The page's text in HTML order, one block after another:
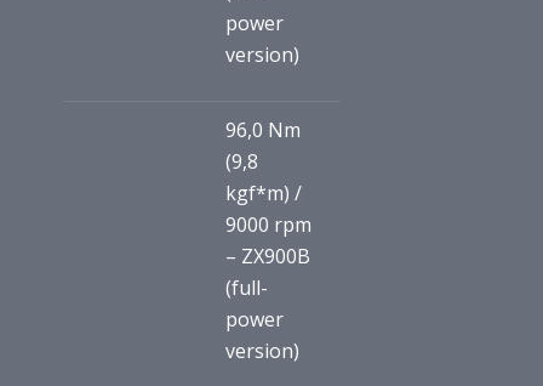
power
version)
96,0 Nm
(9,8
kgf*m) /
9000 rpm
– ZX900B
(full-
power
version)